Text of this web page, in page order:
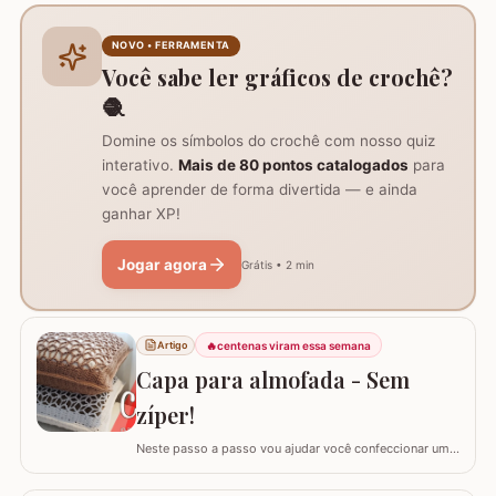
grupo Viciadas em crochê. Fiz o passo a passo com
algumas poucas diferenças e também para auxil
NOVO • FERRAMENTA
Você sabe ler gráficos de crochê?
🧶
Domine os símbolos do crochê com nosso quiz
interativo. Mais de 80 pontos catalogados para
você aprender de forma divertida — e ainda
ganhar XP!
Jogar agora Grátis • 2 min
Artigo 🔥centenas viram essa semana
Capa para almofada - Sem
zíper!
Neste passo a passo vou ajudar você confeccionar uma
fechar. Ela é toda feita apenas em crochê mas, não